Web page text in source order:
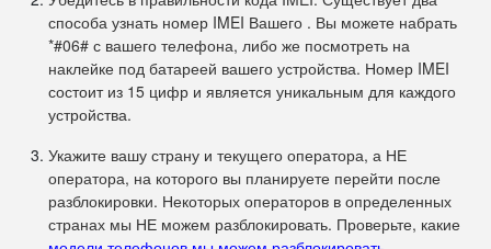
способа узнать номер IMEI Вашего . Вы можете набрать
*#06# с вашего телефона, либо же посмотреть на
наклейке под батареей вашего устройства. Номер IMEI
состоит из 15 цифр и является уникальным для каждого
устройства.
Укажите вашу страну и текущего оператора, а НЕ
оператора, на которого вы планируете перейти после
разблокировки. Некоторых операторов в определенных
странах мы НЕ можем разблокировать. Проверьте, какие